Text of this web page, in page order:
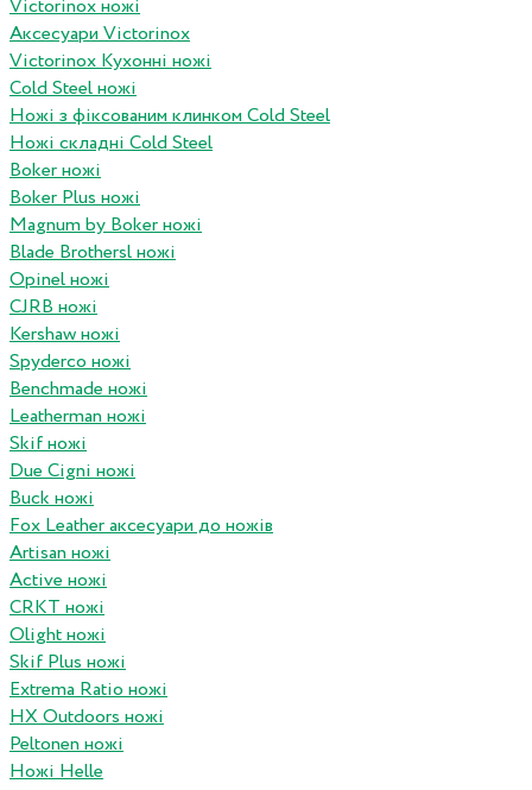
Victorinox ножі
Аксесуари Victorinox
Victorinox Кухонні ножі
Cold Steel ножі
Ножі з фіксованим клинком Cold Steel
Ножі складні Cold Steel
Boker ножі
Boker Plus ножі
Magnum by Boker ножі
Blade Brothersl ножі
Opinel ножі
CJRB ножі
Kershaw ножі
Spyderco ножі
Benchmade ножі
Leatherman ножі
Skif ножі
Due Cigni ножі
Buck ножі
Fox Leather аксесуари до ножів
Artisan ножі
Active ножі
CRKT ножі
Olight ножі
Skif Plus ножі
Extrema Ratio ножі
HX Outdoors ножі
Peltonen ножі
Ножі Helle